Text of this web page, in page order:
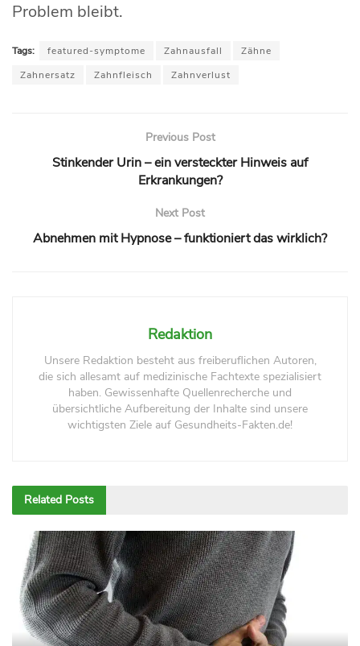
Problem bleibt.
Tags: featured-symptome Zahnausfall
Zähne
Zahnersatz
Zahnfleisch Zahnverlust
Previous Post
Stinkender Urin – ein versteckter Hinweis auf
Erkrankungen?
Next Post
Abnehmen mit Hypnose – funktioniert das wirklich?
Redaktion
Unsere Redaktion besteht aus freiberuflichen Autoren,
die sich allesamt auf medizinische Fachtexte spezialisiert
haben. Gewissenhafte Quellenrecherche und
übersichtliche Aufbereitung der Inhalte sind unsere
wichtigsten Ziele auf Gesundheits-Fakten.de!
Related Posts